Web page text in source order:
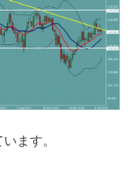
ます。